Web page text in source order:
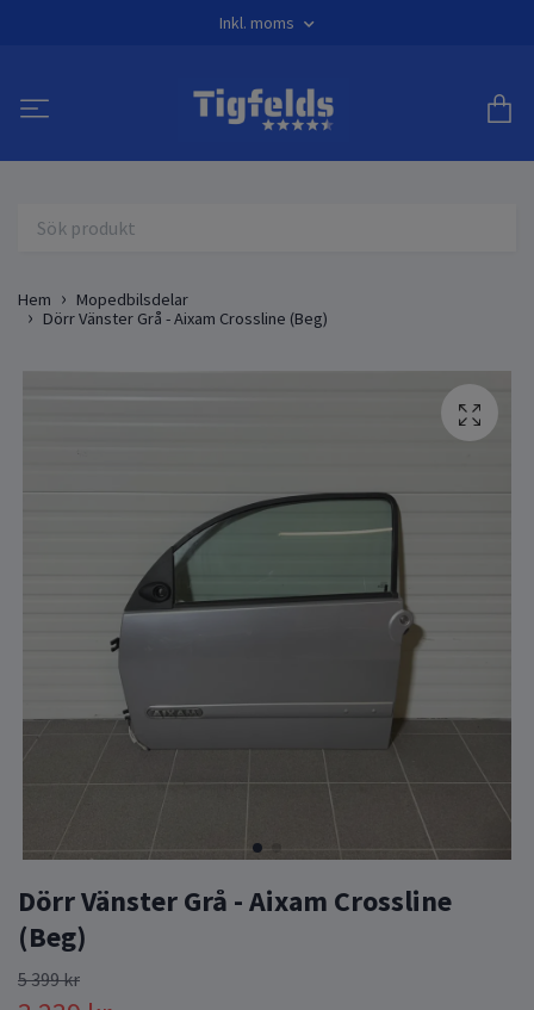
Inkl. moms
Hem
Mopedbilsdelar
Dörr Vänster Grå - Aixam Crossline (Beg)
Dörr Vänster Grå - Aixam Crossline
(Beg)
5 399 kr